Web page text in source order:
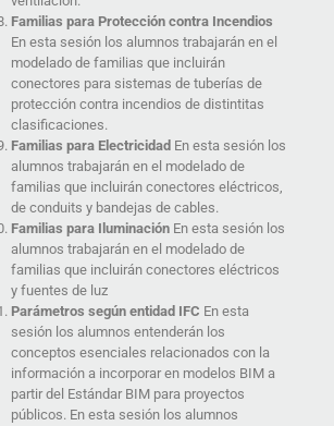
Familias para Protección contra Incendios
En esta sesión los alumnos trabajarán en el
modelado de familias que incluirán
conectores para sistemas de tuberías de
protección contra incendios de distintitas
clasificaciones.
Familias para Electricidad En esta sesión los
alumnos trabajarán en el modelado de
familias que incluirán conectores eléctricos,
de conduits y bandejas de cables.
Familias para Iluminación En esta sesión los
alumnos trabajarán en el modelado de
familias que incluirán conectores eléctricos
y fuentes de luz
Parámetros según entidad IFC En esta
sesión los alumnos entenderán los
conceptos esenciales relacionados con la
información a incorporar en modelos BIM a
partir del Estándar BIM para proyectos
públicos. En esta sesión los alumnos